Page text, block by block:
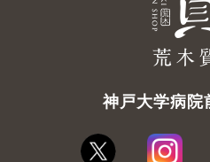
神戸大学病院